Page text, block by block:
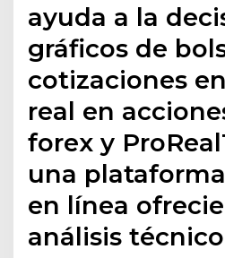
ayuda a la
gráficos de
cotizaciones
real en
forex y
una
en línea
análisis